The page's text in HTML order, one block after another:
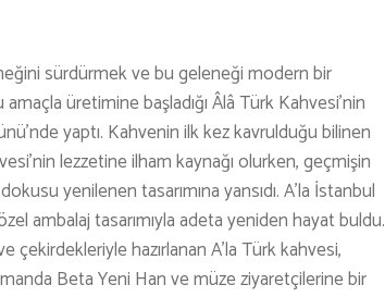
sürdürmek ve bu geleneği modern bir
üretimine başladığı Âlâ Türk Kahvesi’nin
yaptı. Kahvenin ilk kez kavrulduğu bilinen
lezzetine ilham kaynağı olurken, geçmişin
yenilenen tasarımına yansıdı. A’la İstanbul
ambalaj tasarımıyla adeta yeniden hayat buldu.
çekirdekleriyle hazırlanan A’la Türk kahvesi,
Beta Yeni Han ve müze ziyaretçilerine bir